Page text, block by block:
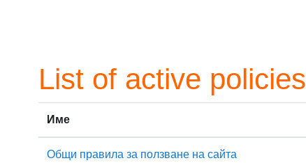
List of active policies
Име
Общи правила за ползване на сайта